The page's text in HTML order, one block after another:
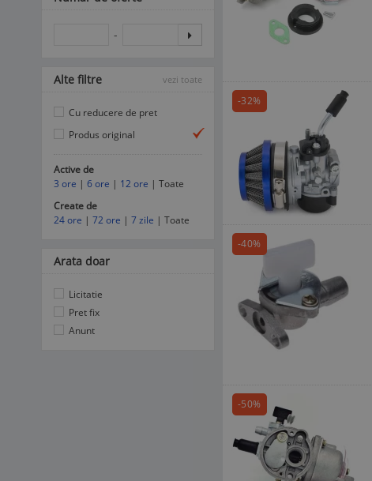
-32%
-40%
-50%
-
Alte filtre vezi toate
Cu reducere de pret
Produs original
Active de
3 ore | 6 ore | 12 ore | Toate
Create de
24 ore | 72 ore | 7 zile | Toate
Arata doar
Licitatie
Pret fix
Anunt